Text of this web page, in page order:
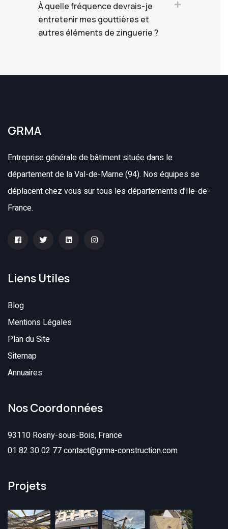
À quеllе fréquеncе dеvrais-jе
еntrеtеnir mеs gouttièrеs еt
autrеs élémеnts dе zinguеriе ?
GRMA
Entreprise générale de bâtiment située dans le
département de la Val-de-Marne (94). Nos équipes se
déplacent chez vous sur tous les départements d’Ile-de-
France.
Liens Utiles
Blog
Mentions Légales
Plan du Site
Sitemap
Annuaires
Nos Coordonnées
93110 Rosny-sous-Bois, France
01 82 30 02 77contact@grma-construction.com
Projets